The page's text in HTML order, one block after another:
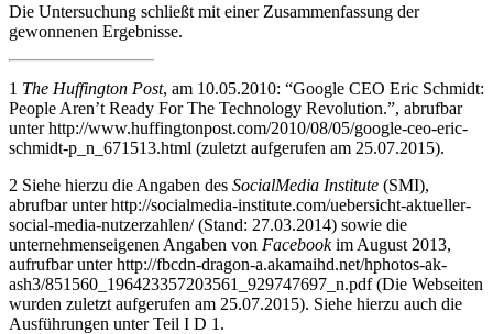
Die Untersuchung schließt mit einer Zusammenfassung der
gewonnenen Ergebnisse.
1 The Huffington Post, am 10.05.2010: “Google CEO Eric Schmidt:
People Aren’t Ready For The Technology Revolution.”, abrufbar
unterhttp://www.huffingtonpost.com/2010/08/05/google-ceo-eric-
schmidt-p_n_671513.html (zuletzt aufgerufen am 25.07.2015).
2 Siehe hierzu die Angaben des SocialMedia Institute (SMI),
abrufbar unterhttp://socialmedia-institute.com/uebersicht-aktueller-
social-media-nutzerzahlen/(Stand: 27.03.2014) sowie die
unternehmenseigenen Angaben von Facebookim August 2013,
aufrufbar unterhttp://fbcdn-dragon-a.akamaihd.net/hphotos-ak-
ash3/851560_196423357203561_929747697_n.pdf(Die Webseiten
wurden zuletzt aufgerufen am 25.07.2015). Siehe hierzu auch die
Ausführungen unter Teil I D 1.